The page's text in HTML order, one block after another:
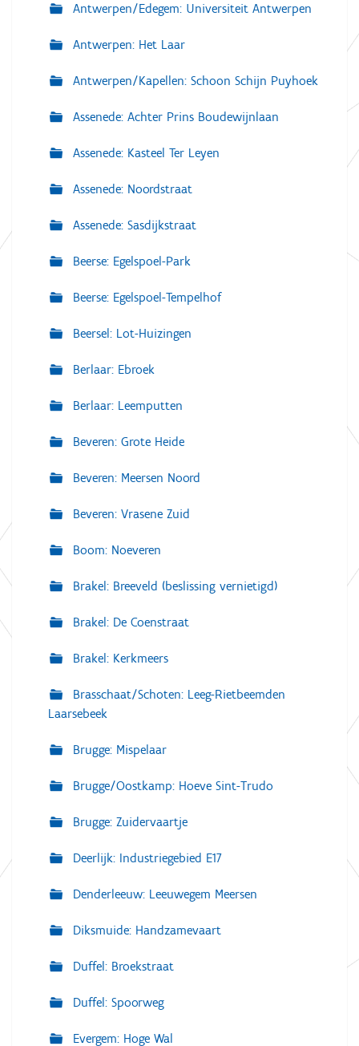
Antwerpen/Edegem: Universiteit Antwerpen
Antwerpen: Het Laar
Antwerpen/Kapellen: Schoon Schijn Puyhoek
Assenede: Achter Prins Boudewijnlaan
Assenede: Kasteel Ter Leyen
Assenede: Noordstraat
Assenede: Sasdijkstraat
Beerse: Egelspoel-Park
Beerse: Egelspoel-Tempelhof
Beersel: Lot-Huizingen
Berlaar: Ebroek
Berlaar: Leemputten
Beveren: Grote Heide
Beveren: Meersen Noord
Beveren: Vrasene Zuid
Boom: Noeveren
Brakel: Breeveld (beslissing vernietigd)
Brakel: De Coenstraat
Brakel: Kerkmeers
Brasschaat/Schoten: Leeg-Rietbeemden
Laarsebeek
Brugge: Mispelaar
Brugge/Oostkamp: Hoeve Sint-Trudo
Brugge: Zuidervaartje
Deerlijk: Industriegebied E17
Denderleeuw: Leeuwegem Meersen
Diksmuide: Handzamevaart
Duffel: Broekstraat
Duffel: Spoorweg
Evergem: Hoge Wal